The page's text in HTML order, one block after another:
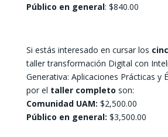
Público en general: $840.00
Si estás interesado en cursar los
taller transformación Digital con
Generativa: Aplicaciones Prácticas y
por el taller completo son:
Comunidad UAM: $2,500.00
Público en general: $3,500.00